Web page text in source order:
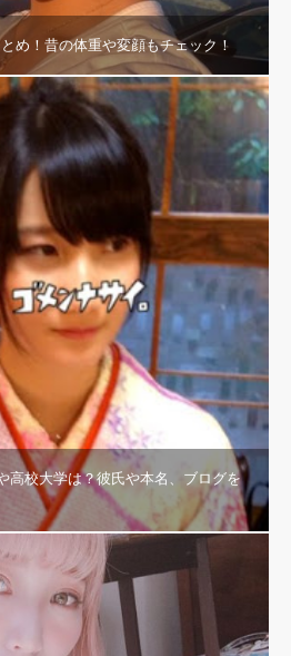
め！昔の体重や変顔もチェック！
高校大学は？彼氏や本名、ブログを